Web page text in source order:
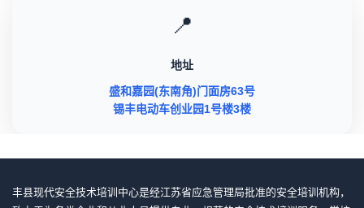
📍
地址
盛和嘉园(东南角)门面房63号
锡丰电动车创业园1号楼3楼
丰县现代安全技术培训中心是经江苏省应急管理局批准的安全培训机构，